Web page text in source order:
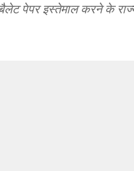
पेपर इस्तेमाल करने के